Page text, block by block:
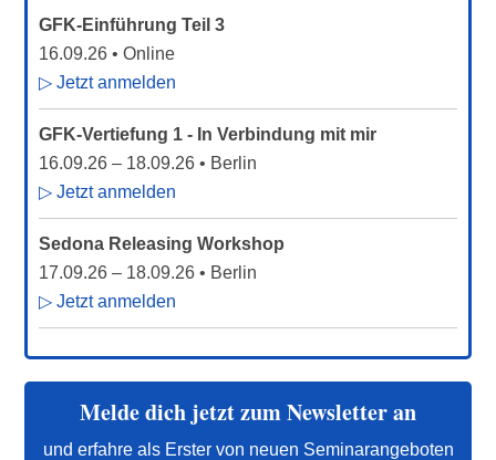
GFK-Einführung Teil 3
16.09.26 • Online
▷ Jetzt anmelden
GFK-Vertiefung 1 - In Verbindung mit mir
16.09.26 – 18.09.26 • Berlin
▷ Jetzt anmelden
Sedona Releasing Workshop
17.09.26 – 18.09.26 • Berlin
▷ Jetzt anmelden
Melde dich jetzt zum Newsletter an
und erfahre als Erster von neuen Seminarangeboten